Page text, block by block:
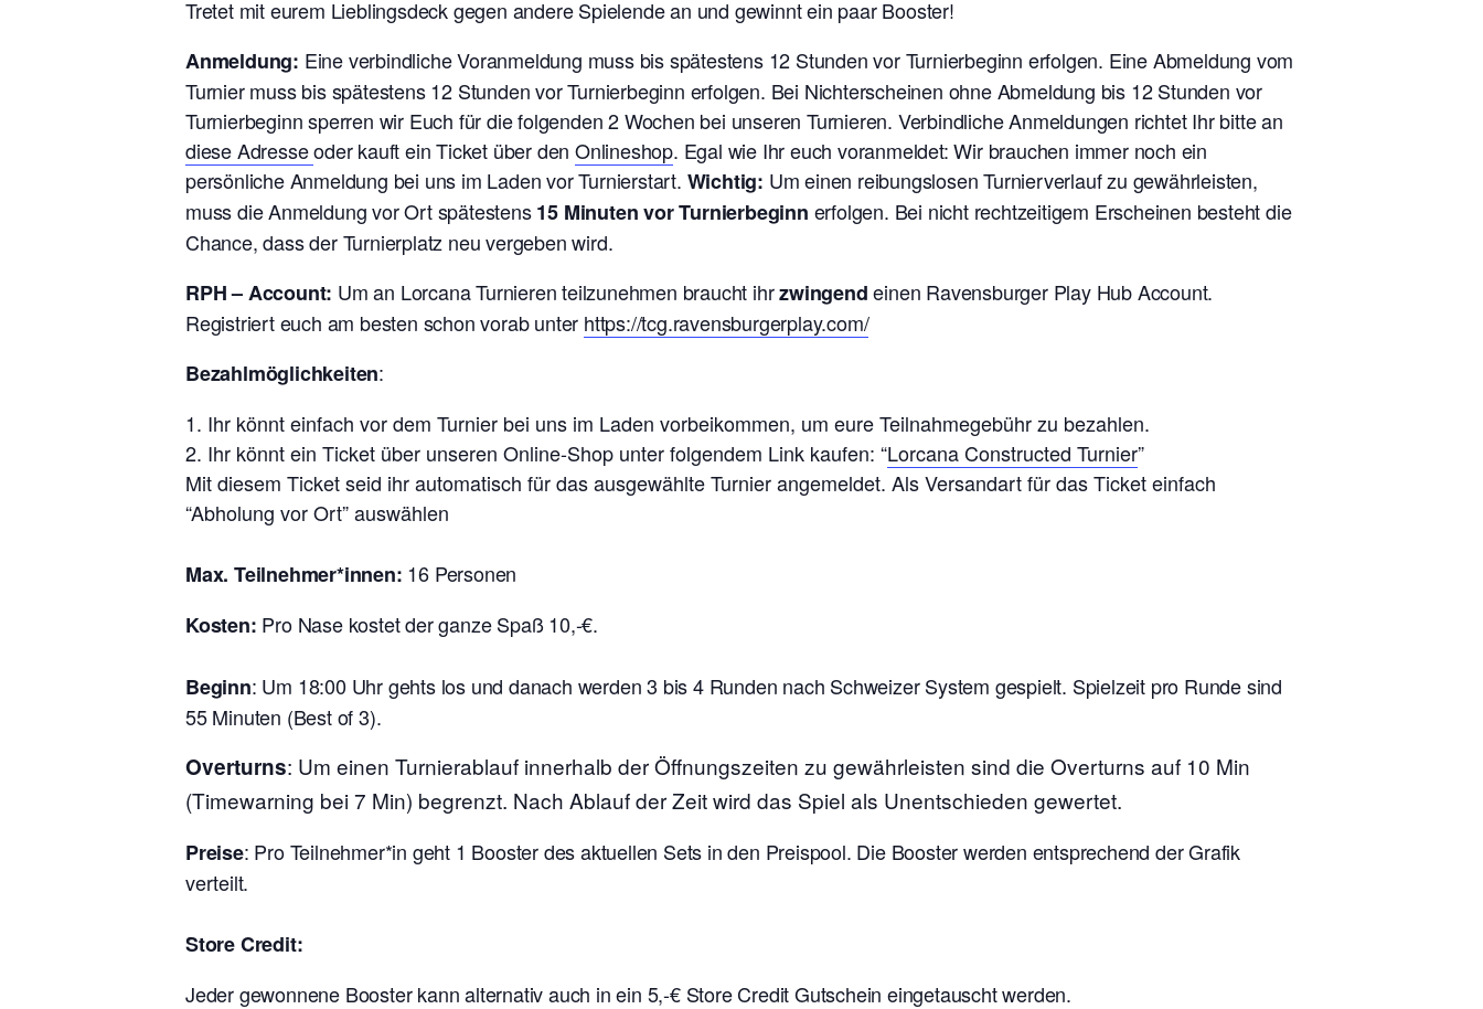
Tretet mit eurem Lieblingsdeck gegen andere Spielende an und gewinnt ein paar Booster!
Anmeldung: Eine verbindliche Voranmeldung muss bis spätestens 12 Stunden vor Turnierbeginn erfolgen. Eine Abmeldung vom
Turnier muss bis spätestens 12 Stunden vor Turnierbeginn erfolgen. Bei Nichterscheinen ohne Abmeldung bis 12 Stunden vor
Turnierbeginn sperren wir Euch für die folgenden 2 Wochen bei unseren Turnieren. Verbindliche Anmeldungen richtet Ihr bitte an
diese Adresseoder kauft ein Ticket über denOnlineshop. Egal wie Ihr euch voranmeldet: Wir brauchen immer noch ein
persönliche Anmeldung bei uns im Laden vor Turnierstart. Wichtig: Um einen reibungslosen Turnierverlauf zu gewährleisten,
muss die Anmeldung vor Ort spätestens15 Minuten vor Turnierbeginn erfolgen. Bei nicht rechtzeitigem Erscheinen besteht die
Chance, dass der Turnierplatz neu vergeben wird.
RPH – Account: Um an Lorcana Turnieren teilzunehmen braucht ihrzwingendeinen Ravensburger Play Hub Account.
Registriert euch am besten schon vorab unter https://tcg.ravensburgerplay.com/
Bezahlmöglichkeiten:
Ihr könnt einfach vor dem Turnier bei uns im Laden vorbeikommen, um eure Teilnahmegebühr zu bezahlen.
Ihr könnt ein Ticket über unseren Online-Shop unter folgendem Link kaufen: “Lorcana Constructed Turnier”
Mit diesem Ticket seid ihr automatisch für das ausgewählte Turnier angemeldet. Als Versandart für das Ticket einfach
“Abholung vor Ort” auswählen
Max. Teilnehmer*innen: 16 Personen
Kosten: Pro Nase kostet der ganze Spaß 10,-€.
Beginn: Um 18:00 Uhr gehts los und danach werden 3 bis 4 Runden nach Schweizer System gespielt. Spielzeit pro Runde sind
55 Minuten (Best of 3).
Overturns: Um einen Turnierablauf innerhalb der Öffnungszeiten zu gewährleisten sind die Overturns auf 10 Min
(Timewarning bei 7 Min) begrenzt. Nach Ablauf der Zeit wird das Spiel als Unentschieden gewertet.
Preise: Pro Teilnehmer*in geht 1 Booster des aktuellen Sets in den Preispool. Die Booster werden entsprechend der Grafik
verteilt.
Store Credit:
Jeder gewonnene Booster kann alternativ auch in ein 5,-€ Store Credit Gutschein eingetauscht werden.